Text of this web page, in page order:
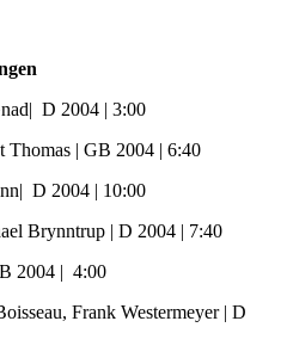
D 2004 | 3:00
| GB 2004 | 6:40
D 2004 | 10:00
Brynntrup | D 2004 | 7:40
2004 | 4:00
Frank Westermeyer | D